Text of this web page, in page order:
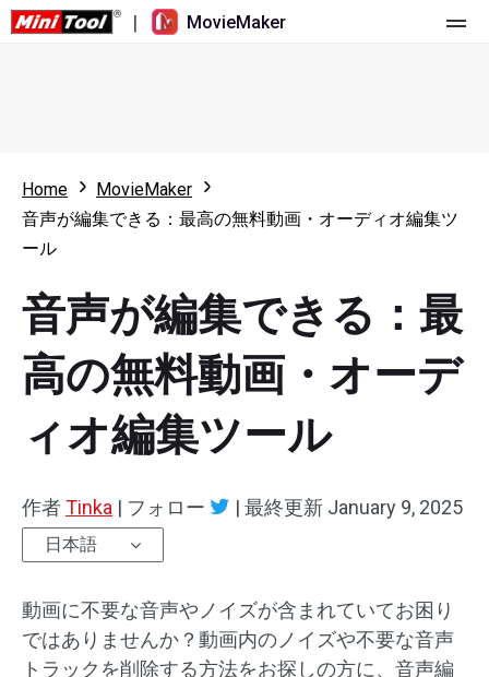
| MovieMaker
更新履歴
マルチトラック動画編集
アスペクト比
速度変更/リバース
オーディオエフェクト
動画エフェクト
リソース
ビデオ編集のヒント
画面録画ツール
動画変換ツール
オンライン動画ダウンロード ツール
Home
MovieMaker
音声が編集できる：最高の無料動画・オーディオ編集ツ
ール
音声が編集できる：最
高の無料動画・オーデ
ィオ編集ツール
作者Tinka | フォロー | 最終更新 January 9, 2025
日本語
動画に不要な音声やノイズが含まれていてお困り
ではありませんか？動画内のノイズや不要な音声
トラックを削除する方法をお探しの方に、音声編